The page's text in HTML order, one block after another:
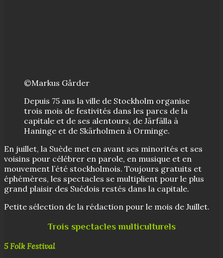
©Markus Gårder
Depuis 75 ans la ville de Stockholm organise
trois mois de festivités dans les parcs de la
capitale et de ses alentours, de Järfälla à
Haninge et de Skärholmen à Orminge.
En juillet, la Suède met en avant ses minorités et ses
voisins pour célébrer en parole, en musique et en
mouvement l’été stockholmois. Toujours gratuits et
éphémères, les spectacles se multiplient pour le plus
grand plaisir des Suédois restés dans la capitale.
Petite sélection de la rédaction pour le mois de Juillet.
Trois spectacles multiculturels
5 Folk Festival